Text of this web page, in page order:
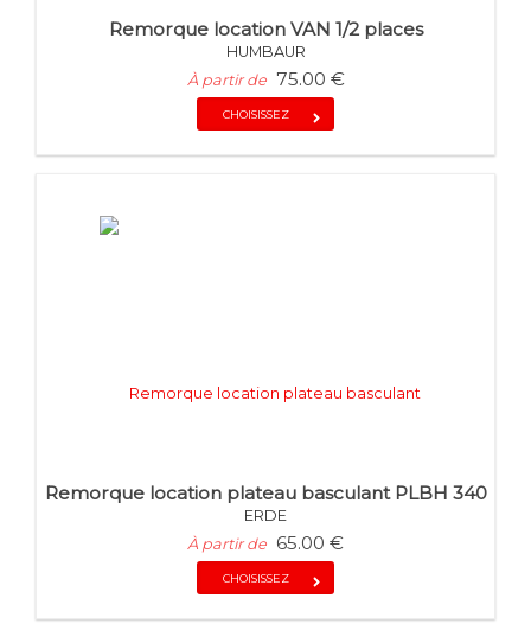
Remorque location VAN 1/2 places
HUMBAUR
À partir de 75.00 €
CHOISISSEZ
Remorque location plateau basculant PLBH 340
ERDE
À partir de 65.00 €
CHOISISSEZ